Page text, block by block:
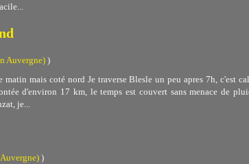
Auvergne) )
mais coté nord Je traverse Blesle un peu apres 7h, c'est
d'environ 17 km, le temps est couvert sans menace de
je...
)